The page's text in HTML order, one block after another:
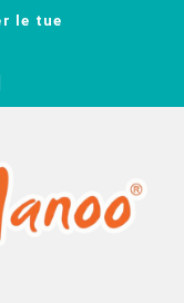
le tue